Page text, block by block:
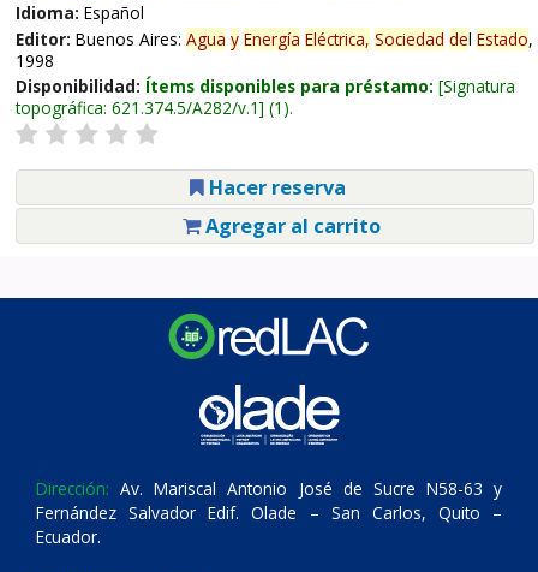
Idioma: Español
Editor: Buenos Aires: Agua y Energía Eléctrica, Sociedad del Estado,
1998
Disponibilidad: Ítems disponibles para préstamo: Signatura
topográfica: 621.374.5/A282/v.1 (1).
Hacer reserva
Agregar al carrito
Dirección: Av. Mariscal Antonio José de Sucre N58-63 y
Fernández Salvador Edif. Olade – San Carlos, Quito –
Ecuador.